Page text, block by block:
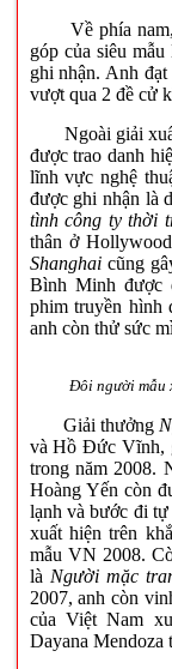
Về phía nam,
góp của siêu
ghi nhận. Anh đạt
vượt qua 2 đề cử
Ngoài giải xuất
được trao danh
lĩnh vực nghệ
được ghi nhận là
tình công ty thời
thân ở
Shanghaicũng
Bình Minh được
phim truyền hình
anh còn thử sức
Đôi người mẫu
Giải thưởng
và Hồ Đức Vĩnh,
trong năm 2008.
Hoàng Yến còn
lạnh và bước đi
xuất hiện trên
mẫu VN 2008.
là Người mặc
2007, anh còn
của Việt Nam
Dayana Mendoza